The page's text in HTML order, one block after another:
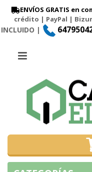
ENVÍOS GRATIS en
crédito | PayPal |
INCLUIDO |
Menú